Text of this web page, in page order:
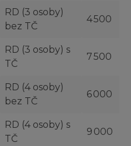
RD (3 osoby)
bez TČ
4 500
RD (3 osoby) s
TČ
7 500
RD (4 osoby)
bez TČ
6 000
RD (4 osoby) s
TČ
9 000